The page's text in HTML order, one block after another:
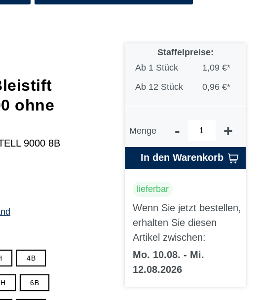
ohne
9000 8B
4B
6B
Staffelpreise:
Ab 1 Stück
1,09 €*
Ab 12 Stück 0,96 €*
Menge - +
In den Warenkorb
lieferbar
Wenn Sie jetzt bestellen,
erhalten Sie diesen
Artikel zwischen:
Mo. 10.08. - Mi.
12.08.2026